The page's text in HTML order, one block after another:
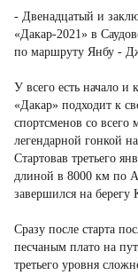
- Двенадцатый и
«Дакар-2021» в
по маршруту Янбу -
У всего есть начало
«Дакар» подходит к
спортсменов со всего
легендарной гонкой
Стартовав третьего
длиной в 8000 км по
завершился на берегу
Сразу после старта
песчаным плато на
третьего уровня